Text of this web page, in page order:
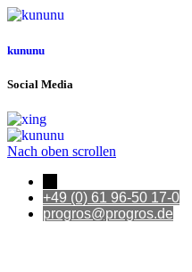
kununu
Social Media
Nach oben scrollen
+49 (0) 61 96-50 17-0
progros@progros.de